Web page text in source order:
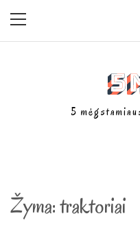
5
Žyma:traktoriai